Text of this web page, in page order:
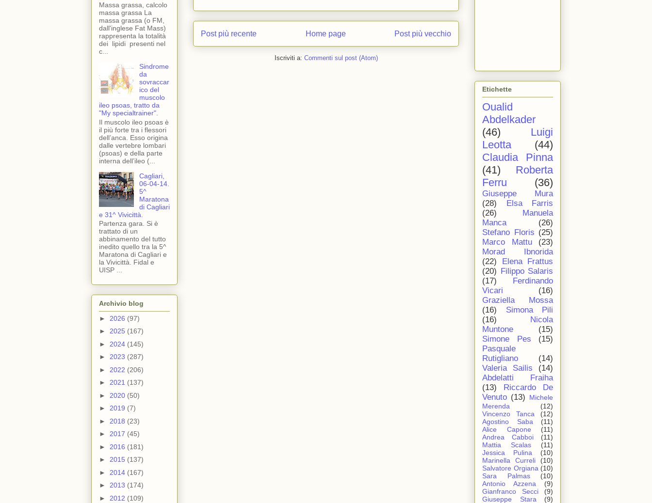
Post più recente Post più vecchio
Home page
Iscriviti a: Commenti sul post (Atom)
Massa grassa, calcolo
massa grassa La
massa grassa (o FM,
dall'inglese Fat Mass)
rappresenta la totalità
dei lipidi presenti nel
c...
Sindrome
da
sovraccar
ico del
muscolo
ileo psoas, tratto da
"My specialtrainer".
Il muscolo ileo psoas è
il più forte tra i flessori
dell’anca. Esso origina
dalle vertebre lombari
(psoas) e della parte
interna dell’ileo (...
Cagliari,
06-04-14.
5^
Maratona
di Cagliari
e 31^ Vivicittà.
Partenza gara. Si è
trattato di un
abbinamento del tutto
inedito quello tra la 5^
Maratona di Cagliari e
la Vivicittà. Fidal e
UISP ...
Archivio blog
► 2026 (97)
► 2025 (167)
► 2024 (145)
► 2023 (287)
► 2022 (206)
► 2021 (137)
► 2020 (50)
► 2019 (7)
► 2018 (23)
► 2017 (45)
► 2016 (181)
► 2015 (137)
► 2014 (167)
► 2013 (174)
► 2012 (109)
Etichette
Oualid
Abdelkader
(46)
Luigi
Leotta
(44)
Claudia Pinna
(41)
Roberta
Ferru
(36)
Giuseppe Mura
(28)
Elsa Farris
(26)
Manuela
Manca
(26)
Stefano Floris (25)
Marco Mattu
(23)
Morad Ibnorida
(22)
Elena Frattus
(20)
Filippo Salaris
(17)
Ferdinando
Vicari
(16)
Graziella Mossa
(16)
Simona Pili
(16)
Nicola
Muntone
(15)
Simone Pes
(15)
Pasquale
Rutigliano
(14)
Valeria Sailis
(14)
Abdelatti Fraiha
(13)
Riccardo De
Venuto (13)
Michele
Merenda
(12)
Vincenzo Tanca
(12)
Agostino Saba
(11)
Alice Capone
(11)
Andrea Cabboi
(11)
Mattia Scalas
(11)
Jessica Pulina
(10)
Marinella Curreli
(10)
Salvatore Orgiana (10)
Sara Palmas
(10)
Antonio Azzena
(9)
Gianfranco Secci
(9)
Giuseppe Stara
(9)